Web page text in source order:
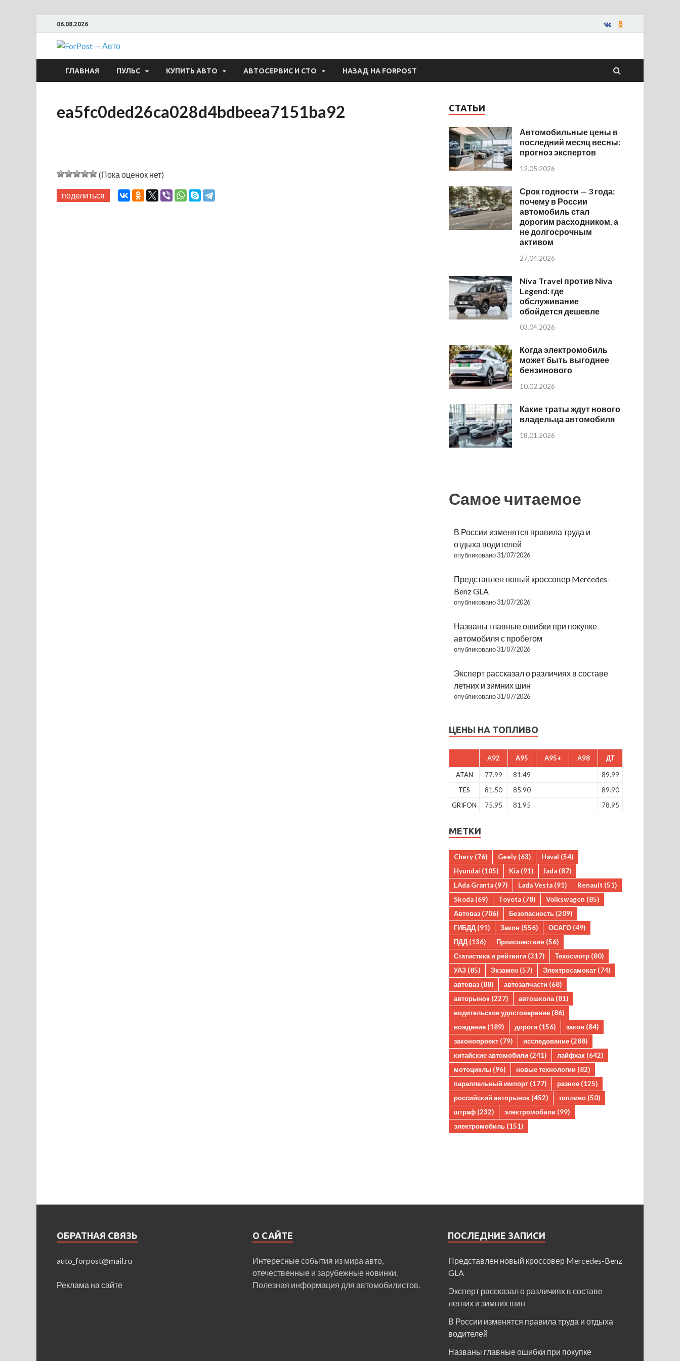
06.08.2026
ForPost — Авто
ГЛАВНАЯ ПУЛЬС КУПИТЬ АВТО АВТОСЕРВИС И СТО НАЗАД НА FORPOST
ea5fc0ded26ca028d4bdbeea7151ba92
(Пока оценок нет)
поделиться
СТАТЬИ
Автомобильные цены в
последний месяц весны:
прогноз экспертов
12.05.2026
Срок годности — 3 года:
почему в России
автомобиль стал
дорогим расходником, а
не долгосрочным
активом
27.04.2026
Niva Travel против Niva
Legend: где
обслуживание
обойдется дешевле
03.04.2026
Когда электромобиль
может быть выгоднее
бензинового
10.02.2026
Какие траты ждут нового
владельца автомобиля
18.01.2026
Самое читаемое
В России изменятся правила труда и
отдыха водителей
опубликовано 31/07/2026
Представлен новый кроссовер Mercedes-
Benz GLA
опубликовано 31/07/2026
Названы главные ошибки при покупке
автомобиля с пробегом
опубликовано 31/07/2026
Эксперт рассказал о различиях в составе
летних и зимних шин
опубликовано 31/07/2026
ЦЕНЫ НА ТОПЛИВО
A92 A95 A95+ A98 ДТ
ATAN 77.99 81.49
89.99
TES
81.50 85.90
89.90
GRIFON
75.95 81.95 78.95
МЕТКИ
Chery (76) Geely (63) Haval (54)
Hyundai (105) Kia (91) lada (87)
LAda Granta (97) Lada Vesta (91) Renault (51)
Skoda (69) Toyota (78) Volkswagen (85)
Автоваз (706) Безопасность (209)
ГИБДД (91) Закон (556) ОСАГО (49)
ПДД (136) Происшествия (56)
Статистика и рейтинги (317) Техосмотр (80)
УАЗ (85) Экзамен (57) Электросамокат (74)
автоваз (88) автозапчасти (68)
авторынок (227) автошкола (81)
водительское удостоверение (86)
вождение (189) дороги (156) закон (84)
законопроект (79) исследование (288)
китайские автомобили (241) лайфхак (642)
мотоциклы (96) новые технологии (82)
параллельный импорт (177) разное (125)
российский авторынок (452) топливо (50)
штраф (232) электромобили (99)
электромобиль (151)
ОБРАТНАЯ СВЯЗЬ
auto_forpost@mail.ru
Реклама на сайте
О САЙТЕ
Интересные события из мира авто,
отечественные и зарубежные новинки.
Полезная информация для автомобилистов.
ПОСЛЕДНИЕ ЗАПИСИ
Представлен новый кроссовер Mercedes-Benz
GLA
Эксперт рассказал о различиях в составе
летних и зимних шин
В России изменятся правила труда и отдыха
водителей
Названы главные ошибки при покупке